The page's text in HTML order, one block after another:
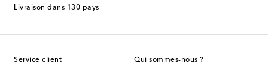
Livraison dans 130 pays
Service client Qui sommes-nous ?